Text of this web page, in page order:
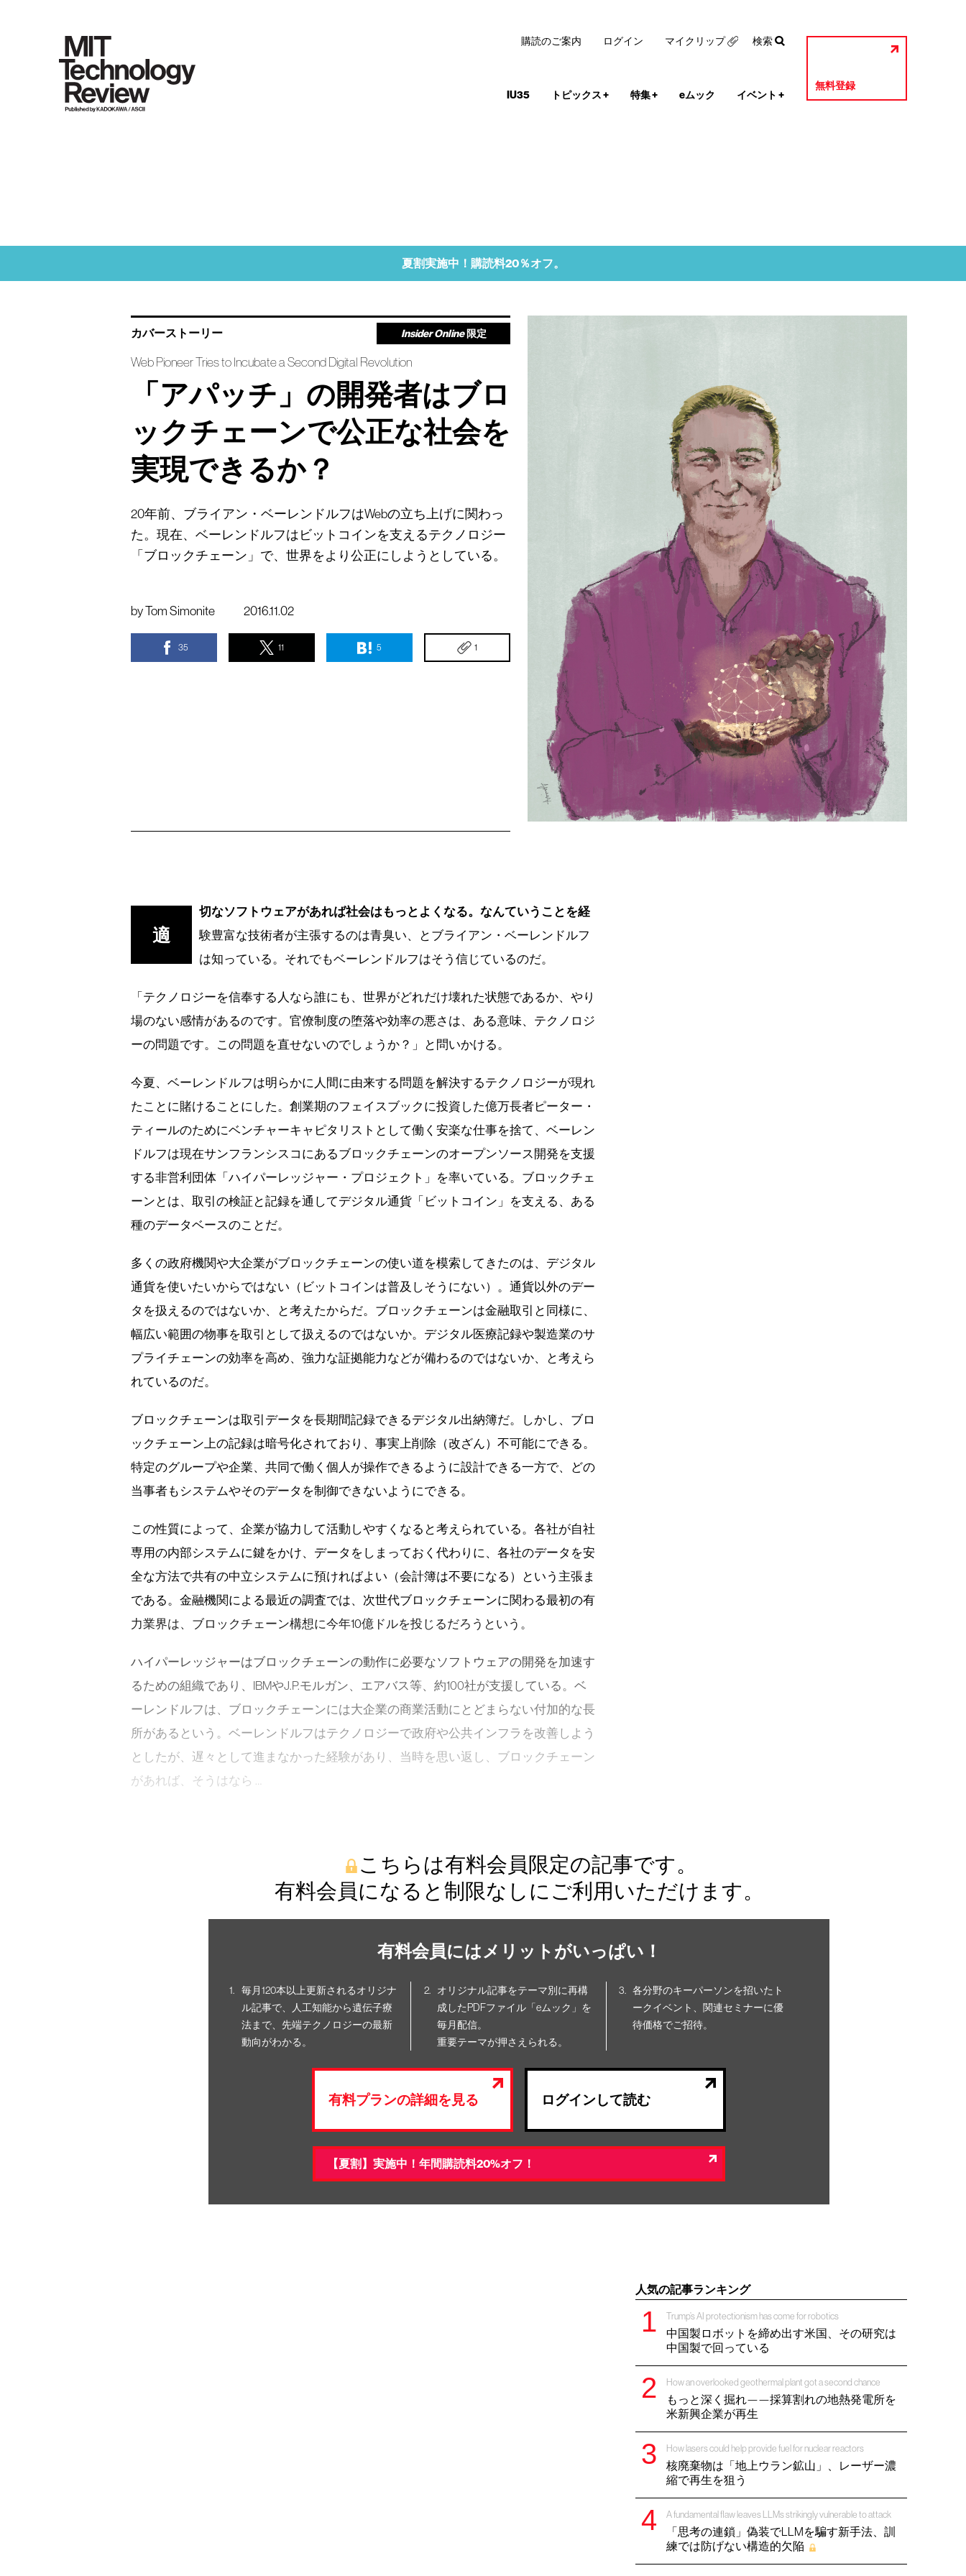
IU35 トピックス+ 特集+ eムック イベント +
無料登録
購読のご案内 ログイン マイクリップ 検索
夏割実施中！購読料20％オフ。
カバーストーリー Insider Online 限定
Web Pioneer Tries to Incubate a Second Digital Revolution
「アパッチ」の開発者はブロ
ックチェーンで公正な社会を
実現できるか？
20年前、ブライアン・ベーレンドルフはWebの立ち上げに関わっ
た。現在、ベーレンドルフはビットコインを支えるテクノロジー
「ブロックチェーン」で、世界をより公正にしようとしている。
byTom Simonite 2016.11.02
35 11 5 1
適
切なソフトウェアがあれば社会はもっとよくなる。なんていうことを経
験豊富な技術者が主張するのは青臭い、とブライアン・ベーレンドルフ
は知っている。それでもベーレンドルフはそう信じているのだ。
「テクノロジーを信奉する人なら誰にも、世界がどれだけ壊れた状態であるか、やり
場のない感情があるのです。官僚制度の堕落や効率の悪さは、ある意味、テクノロジ
ーの問題です。この問題を直せないのでしょうか？」と問いかける。
今夏、ベーレンドルフは明らかに人間に由来する問題を解決するテクノロジーが現れ
たことに賭けることにした。創業期のフェイスブックに投資した億万長者ピーター・
ティールのためにベンチャーキャピタリストとして働く安楽な仕事を捨て、ベーレン
ドルフは現在サンフランシスコにあるブロックチェーンのオープンソース開発を支援
する非営利団体「ハイパーレッジャー・プロジェクト」を率いている。ブロックチェ
ーンとは、取引の検証と記録を通してデジタル通貨「ビットコイン」を支える、ある
種のデータベースのことだ。
多くの政府機関や大企業がブロックチェーンの使い道を模索してきたのは、デジタル
通貨を使いたいからではない（ビットコインは普及しそうにない）。通貨以外のデー
タを扱えるのではないか、と考えたからだ。ブロックチェーンは金融取引と同様に、
幅広い範囲の物事を取引として扱えるのではないか。デジタル医療記録や製造業のサ
プライチェーンの効率を高め、強力な証拠能力などが備わるのではないか、と考えら
れているのだ。
ブロックチェーンは取引データを長期間記録できるデジタル出納簿だ。しかし、ブロ
ックチェーン上の記録は暗号化されており、事実上削除（改ざん）不可能にできる。
特定のグループや企業、共同で働く個人が操作できるように設計できる一方で、どの
当事者もシステムやそのデータを制御できないようにできる。
この性質によって、企業が協力して活動しやすくなると考えられている。各社が自社
専用の内部システムに鍵をかけ、データをしまっておく代わりに、各社のデータを安
全な方法で共有の中立システムに預ければよい（会計簿は不要になる）という主張ま
である。金融機関による最近の調査では、次世代ブロックチェーンに関わる最初の有
力業界は、ブロックチェーン構想に今年10億ドルを投じるだろうという。
ハイパーレッジャーはブロックチェーンの動作に必要なソフトウェアの開発を加速す
るための組織であり、IBMやJ.P.モルガン、エアバス等、約100社が支援している。ベ
ーレンドルフは、ブロックチェーンには大企業の商業活動にとどまらない付加的な長
所があるという。ベーレンドルフはテクノロジーで政府や公共インフラを改善しよう
としたが、遅々として進まなかった経験があり、当時を思い返し、ブロックチェーン
があれば、そうはなら …
こちらは有料会員限定の記事です。
有料会員になると制限なしにご利用いただけます。
有料会員にはメリットがいっぱい！
毎月120本以上更新されるオリジナ
ル記事で、人工知能から遺伝子療
法まで、先端テクノロジーの最新
動向がわかる。
オリジナル記事をテーマ別に再構
成したPDFファイル「eムック」を
毎月配信。
重要テーマが押さえられる。
各分野のキーパーソンを招いたト
ークイベント、関連セミナーに優
待価格でご招待。
有料プランの詳細を見る ログインして読む
【夏割】実施中！年間購読料20%オフ！
人気の記事ランキング
Trump’s AI protectionism has come for robotics
中国製ロボットを締め出す米国、その研究は
中国製で回っている
How an overlooked geothermal plant got a second chance
もっと深く掘れ——採算割れの地熱発電所を
米新興企業が再生
How lasers could help provide fuel for nuclear reactors
核廃棄物は「地上ウラン鉱山」、レーザー濃
縮で再生を狙う
A fundamental flaw leaves LLMs strikingly vulnerable to attack
「思考の連鎖」偽装でLLMを騙す新手法、訓
練では防げない構造的欠陥